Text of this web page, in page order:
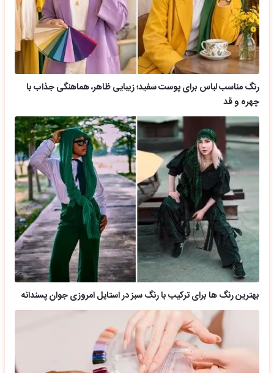
رنگ مناسب لباس برای پوست سفید؛ زیبایی ظاهر، هماهنگی جذاب با
چهره و قد
بهترین رنگ ها برای ترکیب با رنگ سبز در استایل امروزی جوان پسندانه